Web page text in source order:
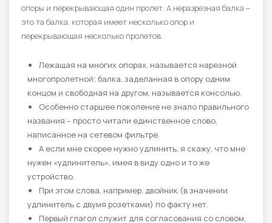
опоры и перекрывающая один пролет. А неразрезная балка –
это та балка, которая имеет несколько опор и
перекрывающая несколько пролетов.
Лежащая на многих опорах, называется нарезной
многопролетной; балка, заделанная в опору одним
концом и свободная на другом, называется консолью.
Особенно старшее поколение не знало правильного
названия – просто читали единственное слово,
написанное на сетевом фильтре.
А если мне скорее нужно удлинить, я скажу, что мне
нужен «удлинитель», имея в виду одно и то же
устройство.
При этом слова, например, двойник (в значении
удлинитель с двумя розетками) по факту нет.
Первый глагол служит для согласования со словом,